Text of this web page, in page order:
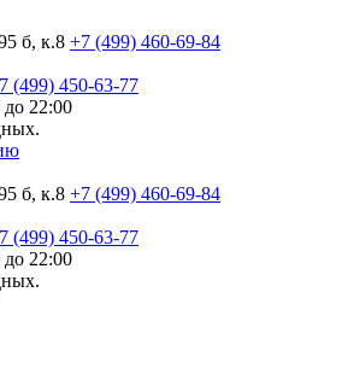
б, к.8 +7 (499) 460-69-84
(499) 450-63-77
22:00
б, к.8 +7 (499) 460-69-84
(499) 450-63-77
22:00